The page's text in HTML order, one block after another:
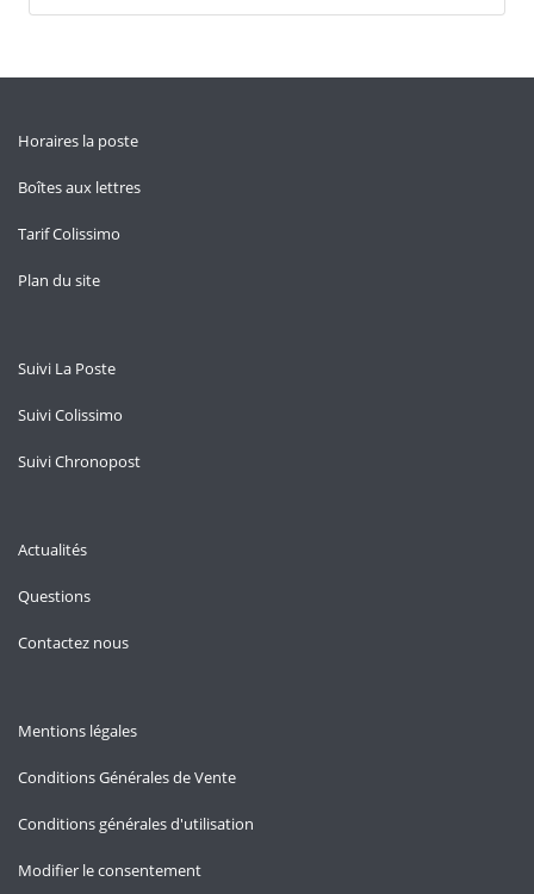
Horaires la poste
Boîtes aux lettres
Tarif Colissimo
Plan du site
Suivi La Poste
Suivi Colissimo
Suivi Chronopost
Actualités
Questions
Contactez nous
Mentions légales
Conditions Générales de Vente
Conditions générales d'utilisation
Modifier le consentement